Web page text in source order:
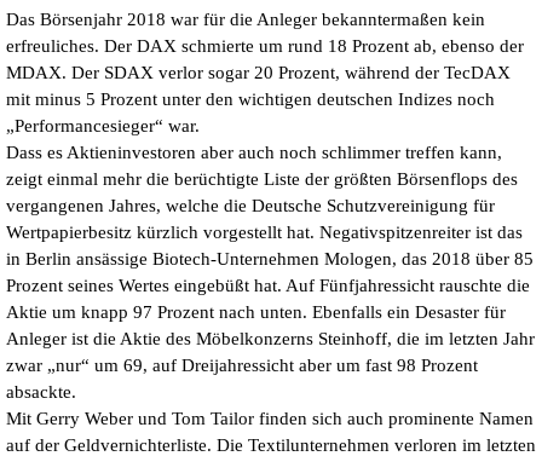
Das Börsenjahr 2018 war für die Anleger bekanntermaßen kein
erfreuliches. Der DAX schmierte um rund 18 Prozent ab, ebenso der
MDAX. Der SDAX verlor sogar 20 Prozent, während der TecDAX
mit minus 5 Prozent unter den wichtigen deutschen Indizes noch
„Performancesieger“ war.
Dass es Aktieninvestoren aber auch noch schlimmer treffen kann,
zeigt einmal mehr die berüchtigte Liste der größten Börsenflops des
vergangenen Jahres, welche die Deutsche Schutzvereinigung für
Wertpapierbesitz kürzlich vorgestellt hat. Negativspitzenreiter ist das
in Berlin ansässige Biotech-Unternehmen Mologen, das 2018 über 85
Prozent seines Wertes eingebüßt hat. Auf Fünfjahressicht rauschte die
Aktie um knapp 97 Prozent nach unten. Ebenfalls ein Desaster für
Anleger ist die Aktie des Möbelkonzerns Steinhoff, die im letzten Jahr
zwar „nur“ um 69, auf Dreijahressicht aber um fast 98 Prozent
absackte.
Mit Gerry Weber und Tom Tailor finden sich auch prominente Namen
auf der Geldvernichterliste. Die Textilunternehmen verloren im letzten